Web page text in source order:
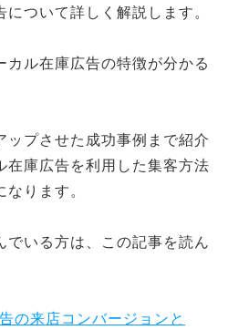
ついて詳しく解説します。
カル在庫広告の特徴が分かる
ップさせた成功事例まで紹介
在庫広告を利用した集客方法
ります。
いる方は、この記事を読ん
の来店コンバージョンと